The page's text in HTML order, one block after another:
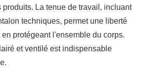
La tenue de travail, incluant
techniques, permet une liberté
protégeant l'ensemble du corps.
et ventilé est indispensable